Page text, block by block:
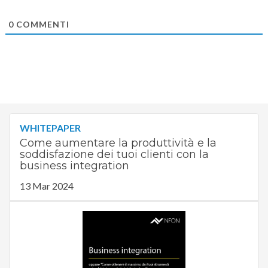
0COMMENTI
WHITEPAPER
Come aumentare la produttività e la
soddisfazione dei tuoi clienti con la
business integration
13 Mar 2024